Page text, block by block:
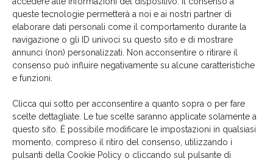
queste tecnologie permetterà a noi e ai nostri partner di
elaborare dati personali come il comportamento durante la
navigazione o gli ID univoci su questo sito e di mostrare
annunci (non) personalizzati. Non acconsentire o ritirare il
consenso può influire negativamente su alcune caratteristiche
e funzioni.
Clicca qui sotto per acconsentire a quanto sopra o per fare
scelte dettagliate. Le tue scelte saranno applicate solamente a
questo sito. È possibile modificare le impostazioni in qualsiasi
momento, compreso il ritiro del consenso, utilizzando i
pulsanti della Cookie Policy o cliccando sul pulsante di
può essere inoltre integrato anche su piani di lavoro
completamente in acciaio inox, valorizzando la purezza
e la continuità del materiale.